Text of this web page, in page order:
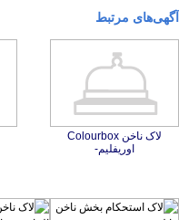
آگهی‌های مرتبط
لاک ناخن Colourbox
اوریفلیم-